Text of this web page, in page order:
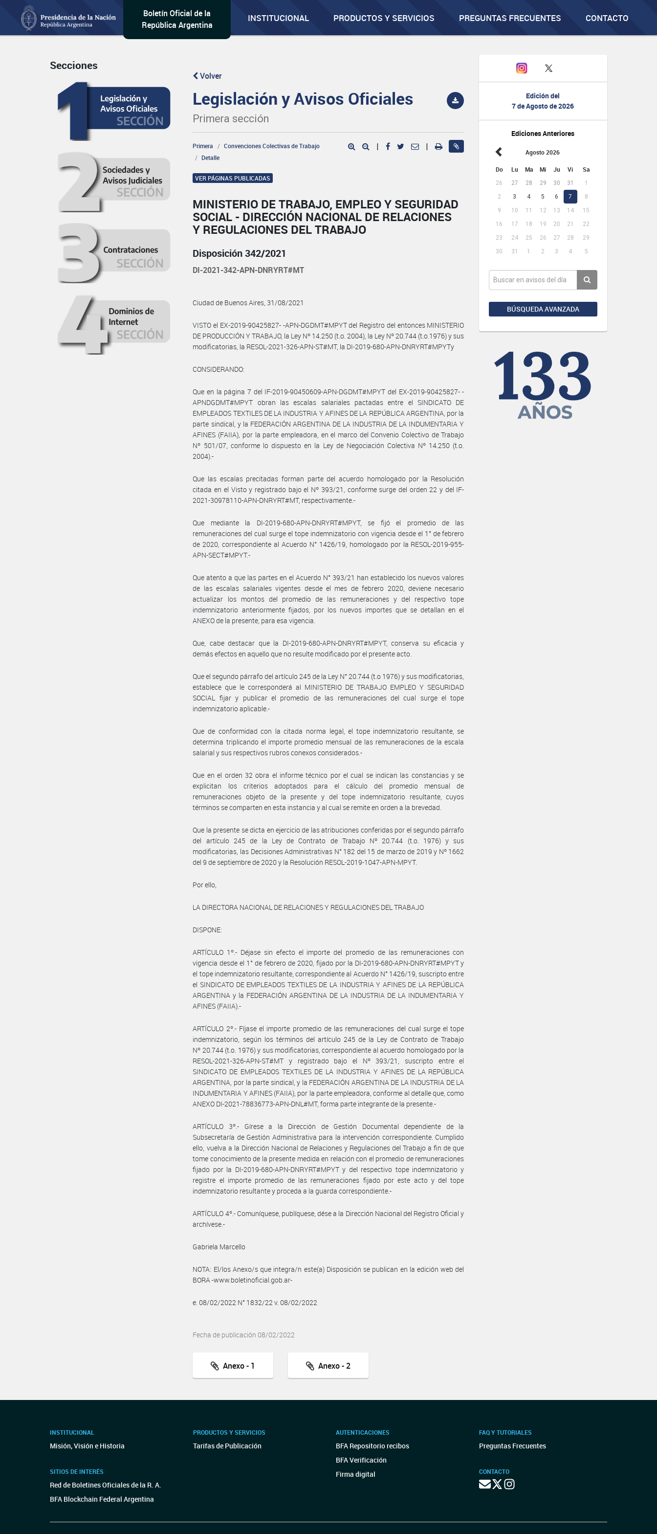
Boletín Oficial de la
República Argentina
INSTITUCIONAL PRODUCTOS Y SERVICIOS PREGUNTAS FRECUENTES CONTACTO
Edición del
7 de Agosto de 2026
Ediciones Anteriores
Agosto 2026
Do Lu Ma Mi Ju Vi Sa
26 27 28 29 30 31
1
2
3 4 5 6 7
8
9
10 11 12 13 14
15
16
17 18 19 20 21
22
23
24 25 26 27 28
29
30
31 1 2 3 4 5
BÚSQUEDA AVANZADA
Secciones
Volver
Legislación y Avisos Oficiales
Primera sección
Primera
Convenciones Colectivas de Trabajo
Detalle
| |
VER PÁGINAS PUBLICADAS
MINISTERIO DE TRABAJO, EMPLEO Y SEGURIDAD
SOCIAL - DIRECCIÓN NACIONAL DE RELACIONES
Y REGULACIONES DEL TRABAJO
Disposición 342/2021
DI-2021-342-APN-DNRYRT#MT
Ciudad de Buenos Aires, 31/08/2021
VISTO el EX-2019-90425827- -APN-DGDMT#MPYT del Registro del entonces MINISTERIO
DE PRODUCCIÓN Y TRABAJO, la Ley Nº 14.250 (t.o. 2004), la Ley Nº 20.744 (t.o.1976) y sus
modificatorias, la RESOL-2021-326-APN-ST#MT, la DI-2019-680-APN-DNRYRT#MPYTy
CONSIDERANDO:
Que en la página 7 del IF-2019-90450609-APN-DGDMT#MPYT del EX-2019-90425827- -
APNDGDMT#MPYT obran las escalas salariales pactadas entre el SINDICATO DE
EMPLEADOS TEXTILES DE LA INDUSTRIA Y AFINES DE LA REPÚBLICA ARGENTINA, por la
parte sindical, y la FEDERACIÓN ARGENTINA DE LA INDUSTRIA DE LA INDUMENTARIA Y
AFINES (FAIIA), por la parte empleadora, en el marco del Convenio Colectivo de Trabajo
Nº 501/07, conforme lo dispuesto en la Ley de Negociación Colectiva Nº 14.250 (t.o.
2004).-
Que las escalas precitadas forman parte del acuerdo homologado por la Resolución
citada en el Visto y registrado bajo el Nº 393/21, conforme surge del orden 22 y del IF-
2021-30978110-APN-DNRYRT#MT, respectivamente.-
Que mediante la DI-2019-680-APN-DNRYRT#MPYT, se fijó el promedio de las
remuneraciones del cual surge el tope indemnizatorio con vigencia desde el 1° de febrero
de 2020, correspondiente al Acuerdo N° 1426/19, homologado por la RESOL-2019-955-
APN-SECT#MPYT.-
Que atento a que las partes en el Acuerdo N° 393/21 han establecido los nuevos valores
de las escalas salariales vigentes desde el mes de febrero 2020, deviene necesario
actualizar los montos del promedio de las remuneraciones y del respectivo tope
indemnizatorio anteriormente fijados, por los nuevos importes que se detallan en el
ANEXO de la presente, para esa vigencia.
Que, cabe destacar que la DI-2019-680-APN-DNRYRT#MPYT, conserva su eficacia y
demás efectos en aquello que no resulte modificado por el presente acto.
Que el segundo párrafo del artículo 245 de la Ley N° 20.744 (t.o 1976) y sus modificatorias,
establece que le corresponderá al MINISTERIO DE TRABAJO EMPLEO Y SEGURIDAD
SOCIAL fijar y publicar el promedio de las remuneraciones del cual surge el tope
indemnizatorio aplicable.-
Que de conformidad con la citada norma legal, el tope indemnizatorio resultante, se
determina triplicando el importe promedio mensual de las remuneraciones de la escala
salarial y sus respectivos rubros conexos considerados.-
Que en el orden 32 obra el informe técnico por el cual se indican las constancias y se
explicitan los criterios adoptados para el cálculo del promedio mensual de
remuneraciones objeto de la presente y del tope indemnizatorio resultante, cuyos
términos se comparten en esta instancia y al cual se remite en orden a la brevedad.
Que la presente se dicta en ejercicio de las atribuciones conferidas por el segundo párrafo
del artículo 245 de la Ley de Contrato de Trabajo Nº 20.744 (t.o. 1976) y sus
modificatorias, las Decisiones Administrativas N° 182 del 15 de marzo de 2019 y Nº 1662
del 9 de septiembre de 2020 y la Resolución RESOL-2019-1047-APN-MPYT.
Por ello,
LA DIRECTORA NACIONAL DE RELACIONES Y REGULACIONES DEL TRABAJO
DISPONE:
ARTÍCULO 1º.- Déjase sin efecto el importe del promedio de las remuneraciones con
vigencia desde el 1° de febrero de 2020, fijado por la DI-2019-680-APN-DNRYRT#MPYT y
el tope indemnizatorio resultante, correspondiente al Acuerdo N° 1426/19, suscripto entre
el SINDICATO DE EMPLEADOS TEXTILES DE LA INDUSTRIA Y AFINES DE LA REPÚBLICA
ARGENTINA y la FEDERACIÓN ARGENTINA DE LA INDUSTRIA DE LA INDUMENTARIA Y
AFINES (FAIIA).-
ARTÍCULO 2º.- Fíjase el importe promedio de las remuneraciones del cual surge el tope
indemnizatorio, según los términos del artículo 245 de la Ley de Contrato de Trabajo
Nº 20.744 (t.o. 1976) y sus modificatorias, correspondiente al acuerdo homologado por la
RESOL-2021-326-APN-ST#MT y registrado bajo el Nº 393/21, suscripto entre el
SINDICATO DE EMPLEADOS TEXTILES DE LA INDUSTRIA Y AFINES DE LA REPÚBLICA
ARGENTINA, por la parte sindical, y la FEDERACIÓN ARGENTINA DE LA INDUSTRIA DE LA
INDUMENTARIA Y AFINES (FAIIA), por la parte empleadora, conforme al detalle que, como
ANEXO DI-2021-78836773-APN-DNL#MT, forma parte integrante de la presente.-
ARTÍCULO 3º.- Gírese a la Dirección de Gestión Documental dependiente de la
Subsecretaría de Gestión Administrativa para la intervención correspondiente. Cumplido
ello, vuelva a la Dirección Nacional de Relaciones y Regulaciones del Trabajo a fin de que
tome conocimiento de la presente medida en relación con el promedio de remuneraciones
fijado por la DI-2019-680-APN-DNRYRT#MPYT y del respectivo tope indemnizatorio y
registre el importe promedio de las remuneraciones fijado por este acto y del tope
indemnizatorio resultante y proceda a la guarda correspondiente.-
ARTÍCULO 4º.- Comuníquese, publíquese, dése a la Dirección Nacional del Registro Oficial y
archívese.-
Gabriela Marcello
NOTA: El/los Anexo/s que integra/n este(a) Disposición se publican en la edición web del
BORA -www.boletinoficial.gob.ar-
e. 08/02/2022 N° 1832/22 v. 08/02/2022
Fecha de publicación 08/02/2022
Anexo - 1 Anexo - 2
INSTITUCIONAL
Misión, Visión e Historia
SITIOS DE INTERÉS
Red de Boletines Oficiales de la R. A.
BFA Blockchain Federal Argentina
PRODUCTOS Y SERVICIOS
Tarifas de Publicación
AUTENTICACIONES
BFA Repositorio recibos
BFA Verificación
Firma digital
FAQ Y TUTORIALES
Preguntas Frecuentes
CONTACTO